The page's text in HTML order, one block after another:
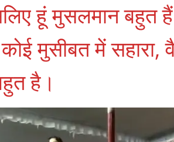
हूं मुसलमान बहुत
कोई मुसीबत में
है।